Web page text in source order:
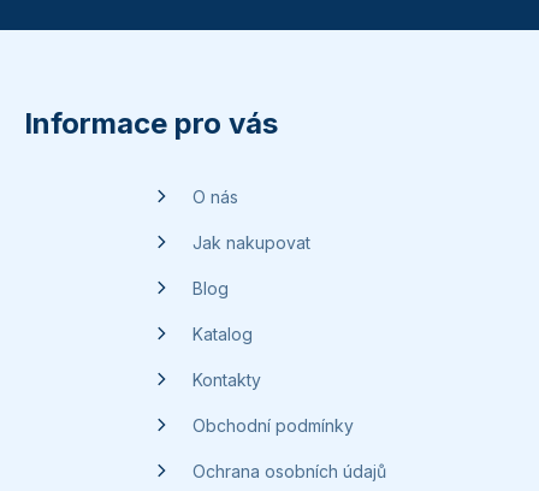
Informace pro vás
O nás
Jak nakupovat
Blog
Katalog
Kontakty
Obchodní podmínky
Ochrana osobních údajů